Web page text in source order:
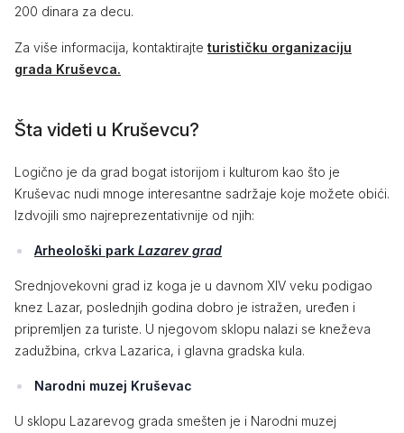
200 dinara za decu.
Za više informacija, kontaktirajte turističku organizaciju
grada Kruševca.
Šta videti u Kruševcu?
Logično je da grad bogat istorijom i kulturom kao što je
Kruševac nudi mnoge interesantne sadržaje koje možete obići.
Izdvojili smo najreprezentativnije od njih:
Arheološki park Lazarev grad
Srednjovekovni grad iz koga je u davnom XIV veku podigao
knez Lazar, poslednjih godina dobro je istražen, uređen i
pripremljen za turiste. U njegovom sklopu nalazi se kneževa
zadužbina, crkva Lazarica, i glavna gradska kula.
Narodni muzej Kruševac
U sklopu Lazarevog grada smešten je i Narodni muzej